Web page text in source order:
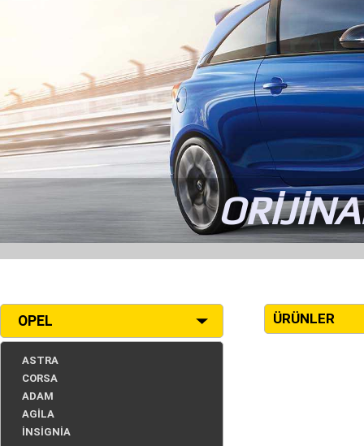
OPEL
ASTRA
CORSA
ADAM
AGİLA
İNSİGNİA
ÜRÜNLER